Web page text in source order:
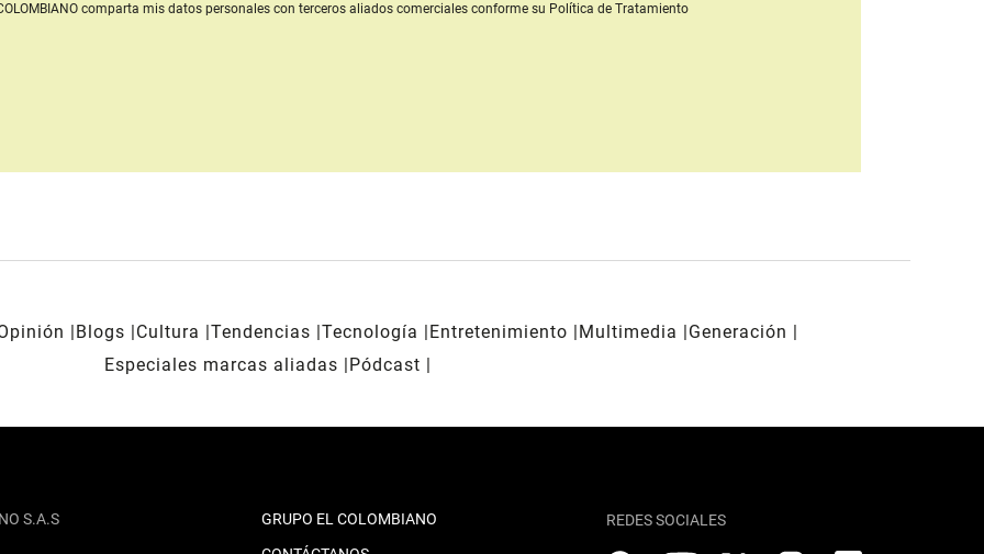
comparta mis datos personales con terceros aliados comercialesconforme su Política de Tratamiento
Blogs Cultura Tendencias Tecnología Entretenimiento Multimedia
Generación
Especiales marcas aliadas
Pódcast
S.A.S
GRUPO EL COLOMBIANO
REDES SOCIALES